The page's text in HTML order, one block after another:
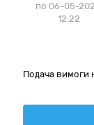
по 06-05-
12:22
Подача вимоги